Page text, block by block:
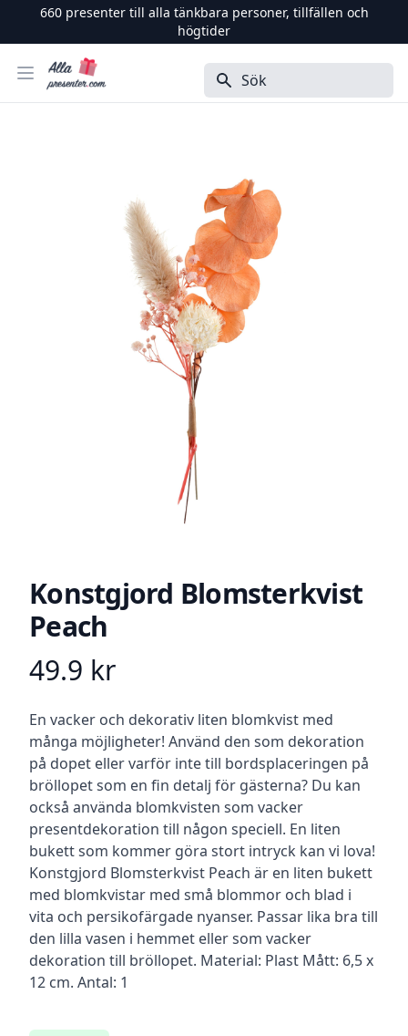
660presenter till alla tänkbara personer, tillfällen och
högtider
Öppna menyn
Alla Presenter Sök
Konstgjord Blomsterkvist
Peach
Product information
49.9 kr
Beskrivning
En vacker och dekorativ liten blomkvist med
många möjligheter! Använd den som dekoration
på dopet eller varför inte till bordsplaceringen på
bröllopet som en fin detalj för gästerna? Du kan
också använda blomkvisten som vacker
presentdekoration till någon speciell. En liten
bukett som kommer göra stort intryck kan vi lova!
Konstgjord Blomsterkvist Peach är en liten bukett
med blomkvistar med små blommor och blad i
vita och persikofärgade nyanser. Passar lika bra till
den lilla vasen i hemmet eller som vacker
dekoration till bröllopet. Material: Plast Mått: 6,5 x
12 cm. Antal: 1